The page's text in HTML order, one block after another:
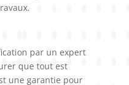
par un expert
que tout est
une garantie pour